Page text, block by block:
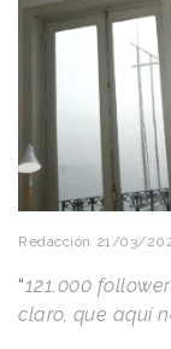
Redacción 21/03/
“121.000
claro, que aquí